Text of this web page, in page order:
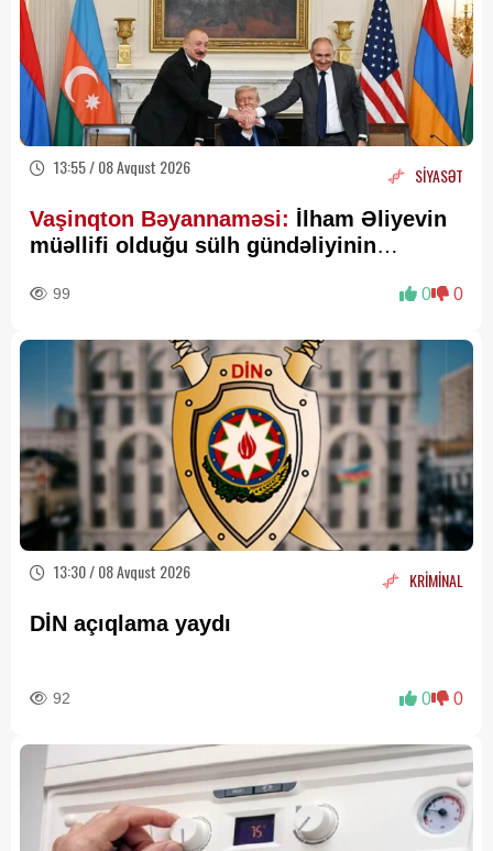
13:55 / 08 Avqust 2026 SİYASƏT
Vaşinqton Bəyannaməsi: İlham Əliyevin
müəllifi olduğu sülh gündəliyinin
99 0 0
13:30 / 08 Avqust 2026 KRİMİNAL
DİN açıqlama yaydı
92 0 0